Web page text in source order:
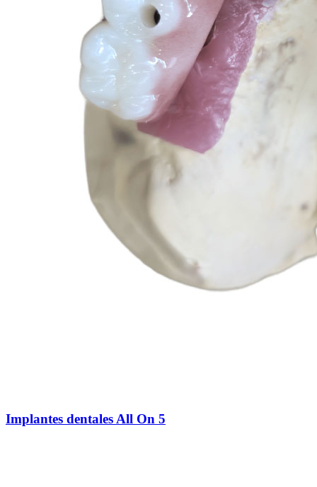
Implantes dentales All On 5